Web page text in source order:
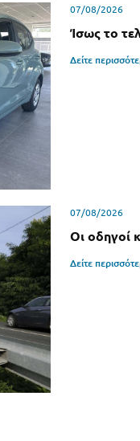
07/08/2026
Ίσως το
Δείτε
07/08/2026
Οι οδηγοί
Δείτε